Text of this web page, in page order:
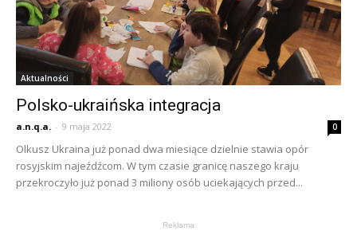
Aktualności
Polsko-ukraińska integracja
a.n.q.a. - 9 maja 2022 0
Olkusz Ukraina już ponad dwa miesiące dzielnie stawia opór
rosyjskim najeźdźcom. W tym czasie granicę naszego kraju
przekroczyło już ponad 3 miliony osób uciekających przed...
Reklama